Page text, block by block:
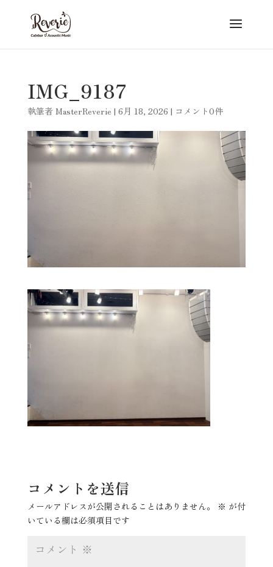
IMG_9187
執筆者 MasterReverie | 6月 18, 2026 | コメント0件
コメントを送信
メールアドレスが公開されることはありません。 ※ が付
いている欄は必須項目です